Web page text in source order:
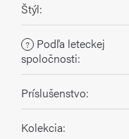
Štýl:
?
Podľa leteckej
spoločnosti:
Príslušenstvo:
Kolekcia: